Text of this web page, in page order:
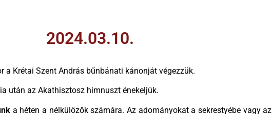
2024.03.10.
a Krétai Szent András bűnbánati kánonját végezzük.
után az Akathisztosz himnuszt énekeljük.
a héten a nélkülözők számára. Az adományokat a sekrestyébe vagy az